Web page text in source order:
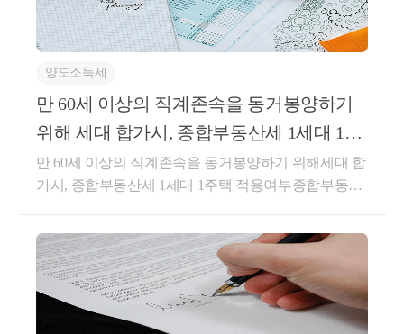
아님회 신귀 서면질의의 경우, 무주택 세대가 1주택(A)
을 보유하고 있는 60세 이상의 직계존속을 동거봉양하
기 위하여 세대를 합친 후 2주택(B, C)을 추가로 취득
하여 1세대가 3주택을 보유한 상태에서 B주택을 양도
하는 경우에는 「소득세법 시행령」 제155조제4항이
모세대와 무주택 자녀세대가 동거봉양 합가하고 합가
일 이후 2주택(B, C)을 취득한 후 B주택 양도시 동거봉
양 합가 비과세 적용 여부2. 관련사례○ 법규재산2014-2
가 1주택을 보유하고 있는 60세 이상의 직계존속(배우
자의 직계존속을 포함하며, 직계존속 중 어느 한 사람
이 60세 미만인 경우를 포함)을 동거봉양하기 위하여
직계존속세대(1주택을 보유한 60세 미만인 배우자의
母와 60세 이상인 배우자의 외조모가 함께 거주하는 1
양도소득세
만 60세 이상의 직계존속을 동거봉양하기
위해 세대 합가시, 종합부동산세 1세대 1주
택 적용여부
만 60세 이상의 직계존속을 동거봉양하기 위해세대 합
가시, 종합부동산세 1세대 1주택 적용여부종합부동산
09.08[ 제 목 ]만 60세 이상의 직계존속을 동거봉양하기
위해 세대 합가시 1세대 1주택 적용여부[ 요 지 ]동거봉
양을 위해 합가함으로써 과세기준일 현재 60세이상의
직계존속과 1세대를 구성하는 경우 합가한 날로부터 1
0년동안 주택 또는 토지를 소유하는 자와 그 합가한 자